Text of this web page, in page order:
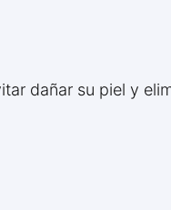
dañar su piel y